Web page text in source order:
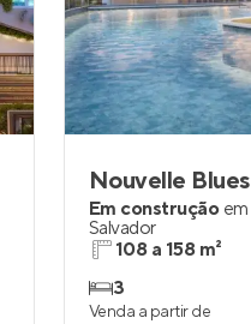
Nouvelle Blues
Em construção em
Salvador
108 a 158 m²
3
Venda a partir de